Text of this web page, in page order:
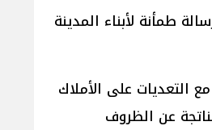
طمأنة لأبناء المدينة
التعديات على الأملاك
عن الظروف